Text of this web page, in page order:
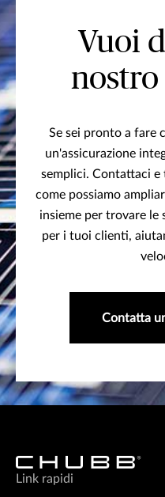
Vuoi
Se sei pronto a fare
un'assicurazione
semplici. Contattaci e
come possiamo
insieme per trovare le
per i tuoi clienti,
Contatta
Link rapidi